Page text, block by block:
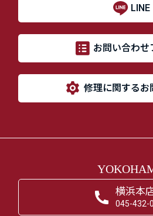
LINE
お問い合わせ
修理に関するお
横浜本
045-432-